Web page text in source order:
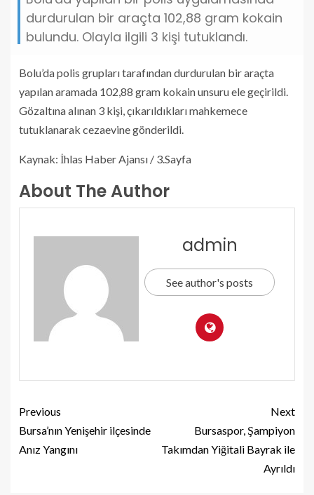
durdurulan bir araçta 102,88 gram kokain
bulundu. Olayla ilgili 3 kişi tutuklandı.
Bolu’da polis grupları tarafından durdurulan bir araçta
yapılan aramada 102,88 gram kokain unsuru ele geçirildi.
Gözaltına alınan 3 kişi, çıkarıldıkları mahkemece
tutuklanarak cezaevine gönderildi.
Kaynak: İhlas Haber Ajansı / 3.Sayfa
About The Author
admin
See author's posts
Previous
Bursa’nın Yenişehir ilçesinde
Anız Yangını
Next
Bursaspor, Şampiyon
Takımdan Yiğitali Bayrak ile
Ayrıldı